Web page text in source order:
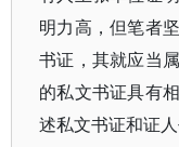
明力高，但笔者
书证，其就应当
的私文书证具有
述私文书证和证人